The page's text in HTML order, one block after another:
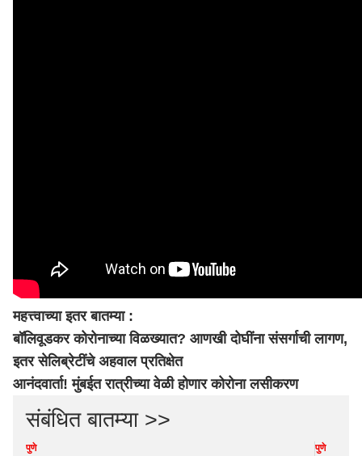
महत्त्वाच्या इतर बातम्या :
बॉलिवूडकर कोरोनाच्या विळख्यात? आणखी दोघींना संसर्गाची लागण,
इतर सेलिब्रेटींचे अहवाल प्रतिक्षेत
आनंदवार्ता! मुंबईत रात्रीच्या वेळी होणार कोरोना लसीकरण
संबंधित बातम्या >>
पुणे पुणे